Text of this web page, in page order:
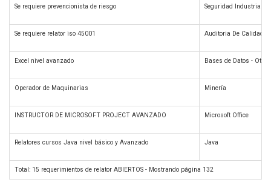
Se requiere prevencionista de riesgo Seguridad Industrial
Se requiere relator iso 45001 Auditoria De Calidad
Excel nivel avanzado Bases de Datos - Otros
Operador de Maquinarias Minería
INSTRUCTOR DE MICROSOFT PROJECT AVANZADO Microsoft Office
Relatores cursos Java nivel básico y Avanzado Java
Total: 15 requerimientos de relator ABIERTOS - Mostrando página 132